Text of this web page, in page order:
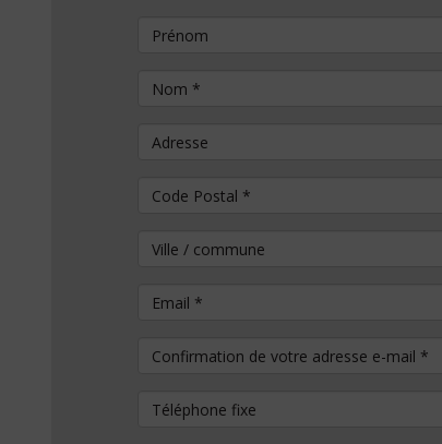
Prénom
Nom*
Adresse
Code Postal *
Ville / commune
Email*
Confirmation de votre adresse e-mail
Téléphone fixe